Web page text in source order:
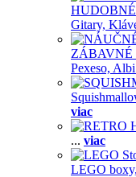
Gitary,
Pexeso, Albi
viac
... viac
LEGO boxy,